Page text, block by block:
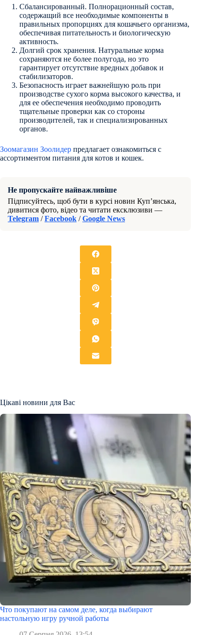
Сбалансированный. Полнорационный состав,
содержащий все необходимые компоненты в
правильных пропорциях для кошачьего организма,
обеспечивая питательность и биологическую
активность.
Долгий срок хранения. Натуральные корма
сохраняются не более полугода, но это
гарантирует отсутствие вредных добавок и
стабилизаторов.
Безопасность играет важнейшую роль при
производстве сухого корма высокого качества, и
для ее обеспечения необходимо проводить
тщательные проверки как со стороны
производителей, так и специализированных
органов.
Зоомагазин Зоолидер предлагает ознакомиться с
ассортиментом питания для котов и кошек.
Не пропускайте найважливіше
Підписуйтесь, щоб бути в курсі новин Куп’янська,
дивитися фото, відео та читати ексклюзиви —
Telegram /Facebook /Google News
Цікаві новини для Вас
Что покупают на самом деле, когда выбирают
настольную игру ручной работы